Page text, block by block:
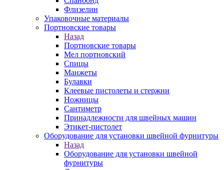
Флизелин
Упаковочные материалы
Портновские товары
Назад
Портновские товары
Мел портновский
Спицы
Манжеты
Булавки
Клеевые пистолеты и стержни
Ножницы
Сантиметр
Принадлежности для швейных машин
Этикет-пистолет
Оборудование для установки швейной фурнитуры
Назад
Оборудование для установки швейной
фурнитуры